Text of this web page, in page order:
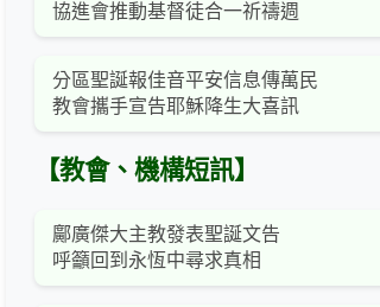
協進會推動基督徒合一祈禱週
分區聖誕報佳音平安信息傳萬民
教會攜手宣告耶穌降生大喜訊
【教會、機構短訊】
鄺廣傑大主教發表聖誕文告
呼籲回到永恆中尋求真相